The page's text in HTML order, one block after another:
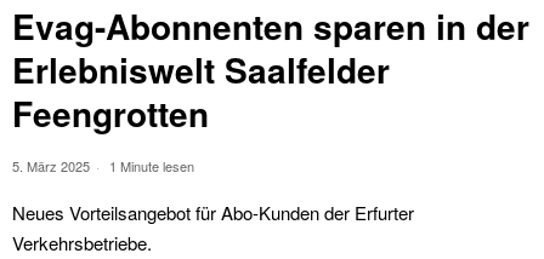
Evag-Abonnenten sparen in der
Erlebniswelt Saalfelder
Feengrotten
5. März 2025 1 Minute lesen
Neues Vorteilsangebot für Abo-Kunden der Erfurter
Verkehrsbetriebe.